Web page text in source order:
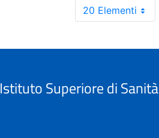
20 Elementi
Istituto Superiore di Sanità